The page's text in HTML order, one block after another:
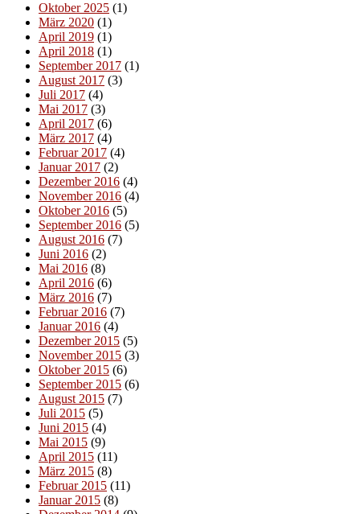
Oktober 2025 (1)
März 2020 (1)
April 2019 (1)
April 2018 (1)
September 2017 (1)
August 2017 (3)
Juli 2017 (4)
Mai 2017 (3)
April 2017 (6)
März 2017 (4)
Februar 2017 (4)
Januar 2017 (2)
Dezember 2016 (4)
November 2016 (4)
Oktober 2016 (5)
September 2016 (5)
August 2016 (7)
Juni 2016 (2)
Mai 2016 (8)
April 2016 (6)
März 2016 (7)
Februar 2016 (7)
Januar 2016 (4)
Dezember 2015 (5)
November 2015 (3)
Oktober 2015 (6)
September 2015 (6)
August 2015 (7)
Juli 2015 (5)
Juni 2015 (4)
Mai 2015 (9)
April 2015 (11)
März 2015 (8)
Februar 2015 (11)
Januar 2015 (8)